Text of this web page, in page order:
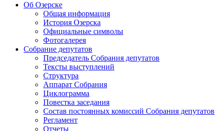
Об Озерске
Общая информация
История Озерска
Официальные символы
Фотогалерея
Собрание депутатов
Председатель Собрания депутатов
Тексты выступлений
Структура
Аппарат Собрания
Циклограмма
Повестка заседания
Состав постоянных комиссий Собрания депутатов
Регламент
Отчеты